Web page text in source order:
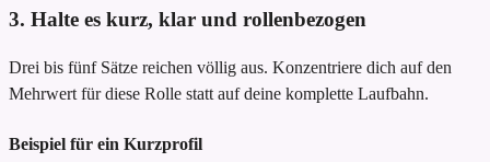
3. Halte es kurz, klar und rollenbezogen
Drei bis fünf Sätze reichen völlig aus. Konzentriere dich auf den
Mehrwert für diese Rolle statt auf deine komplette Laufbahn.
Beispiel für ein Kurzprofil